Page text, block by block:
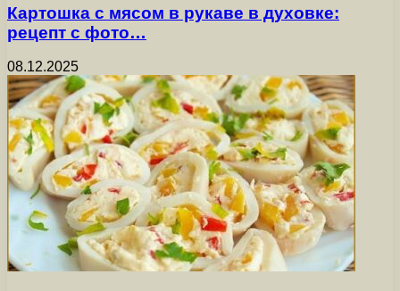
Картошка с мясом в рукаве в духовке:
рецепт с фото…
08.12.2025